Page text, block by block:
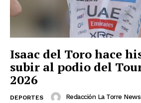
Isaac del Toro hace
subir al podio del
2026
DEPORTES Redacción La Torre News